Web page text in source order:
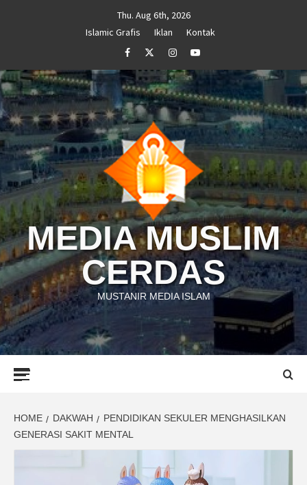
Thu. Aug 6th, 2026
Islamic Grafis
Iklan
Kontak
FacebookTwitterInstagramYoutube
MEDIA MUSLIM
CERDAS
MUSTANIR MEDIA ISLAM
HOME DAKWAH
PENDIDIKAN SEKULER MENGHASILKAN
GENERASI SAKIT MENTAL